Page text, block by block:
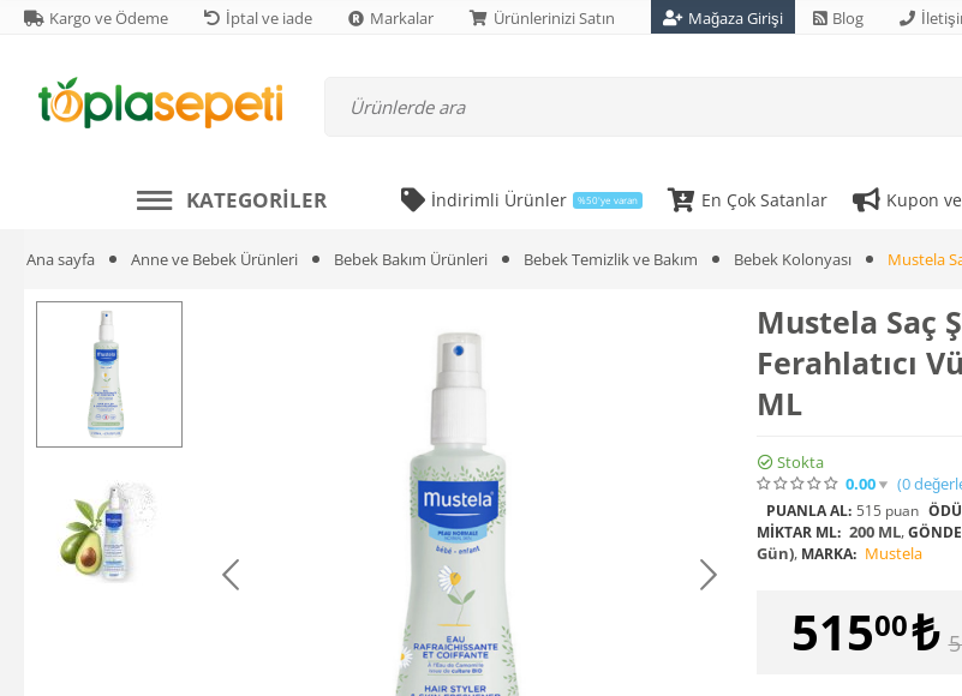
Kargo ve Ödeme İptal ve iade Markalar Ürünlerinizi Satın Mağaza Girişi Blog
KATEGORILER İndirimli Ürünler %50'ye varan En Çok Satanlar Kupon
Ana sayfa Anne ve Bebek Ürünleri Bebek Bakım Ürünleri Bebek Temizlik ve Bakım Bebek Kolonyası Mustela
Mustela Saç
Ferahlatıcı
ML
Stokta
0.00
(0
PUANLA AL: 515 puan
MIKTAR ML: 200 ML,
Gün), MARKA: Mustela
51500₺